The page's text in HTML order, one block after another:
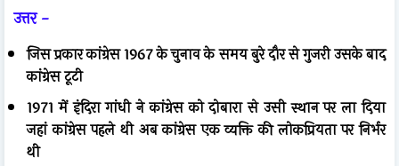
उत्तर -
जिस प्रकार कांग्रेस 1967 के चुनाव के समय बुरे दौर से गुजरीउसके बाद
कांग्रेस टूटी
1971 में इंदिरा गांधी ने कांग्रेस को दोबारा से उसी स्थान पर ला दिया
जहां कांग्रेस पहले थी अब कांग्रेस एक व्यक्ति की लोकप्रियता पर निर्भर
थी